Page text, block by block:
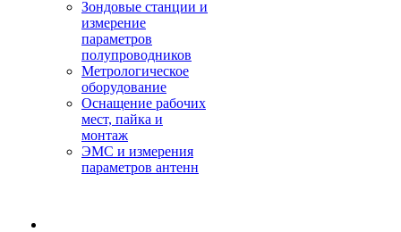
Зондовые станции и
измерение
параметров
полупроводников
Метрологическое
оборудование
Оснащение рабочих
мест, пайка и
монтаж
ЭМС и измерения
параметров антенн